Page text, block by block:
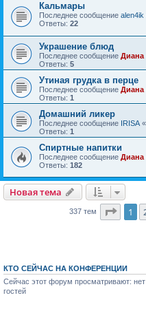
Кальмары
Последнее сообщение alen4ik
Ответы: 22
Украшение блюд
Последнее сообщение Диана
Ответы: 5
Утиная грудка в перце
Последнее сообщение Диана
Ответы: 1
Домашний ликер
Последнее сообщение IRISA «
Ответы: 1
Спиртные напитки
Последнее сообщение Диана
Ответы: 182
Новая тема
337 тем 1
КТО СЕЙЧАС НА КОНФЕРЕНЦИИ
Сейчас этот форум просматривают:
гостей